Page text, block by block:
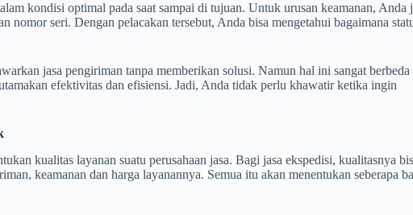
kondisi optimal pada saat sampai di tujuan. Untuk urusan keamanan, Anda
nomor seri. Dengan pelacakan tersebut, Anda bisa mengetahui bagaimana
jasa pengiriman tanpa memberikan solusi. Namun hal ini sangat berbeda
efektivitas dan efisiensi. Jadi, Anda tidak perlu khawatir ketika ingin
kualitas layanan suatu perusahaan jasa. Bagi jasa ekspedisi, kualitasnya
keamanan dan harga layanannya. Semua itu akan menentukan seberapa